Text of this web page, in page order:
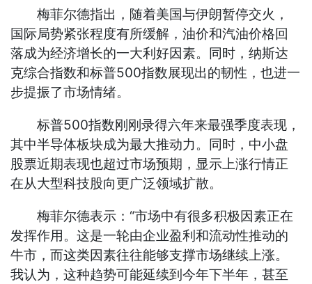
梅菲尔德指出，随着美国与伊朗暂停交火，
国际局势紧张程度有所缓解，油价和汽油价格回
落成为经济增长的一大利好因素。同时，纳斯达
克综合指数和标普500指数展现出的韧性，也进一
步提振了市场情绪。
标普500指数刚刚录得六年来最强季度表现，
其中半导体板块成为最大推动力。同时，中小盘
股票近期表现也超过市场预期，显示上涨行情正
在从大型科技股向更广泛领域扩散。
梅菲尔德表示：“市场中有很多积极因素正在
发挥作用。这是一轮由企业盈利和流动性推动的
牛市，而这类因素往往能够支撑市场继续上涨。
我认为，这种趋势可能延续到今年下半年，甚至